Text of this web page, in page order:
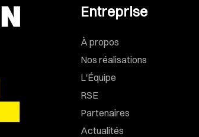
Entreprise
À propos
Nos réalisations
L'Équipe
RSE
Partenaires
Actualités